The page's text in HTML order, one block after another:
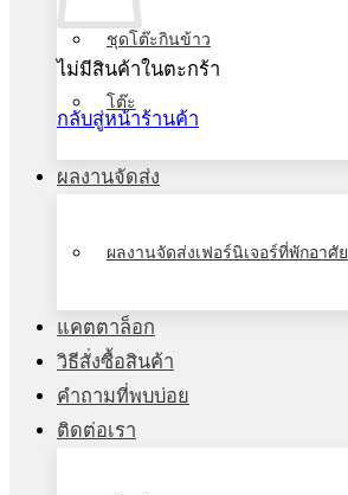
ไม่มีสินค้าในตะกร้า
กลับสู่หน้าร้านค้า
ชุดโต๊ะกินข้าว
โต๊ะ
ผลงานจัดส่ง
ผลงานจัดส่งเฟอร์นิเจอร์ที่พักอาศัย
แคตตาล็อก
วิธีสั่งซื้อสินค้า
คำถามที่พบบ่อย
ติดต่อเรา